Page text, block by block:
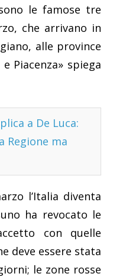
le famose tre
che arrivano in
alle province
Piacenza» spiega
a De Luca:
Regione ma
l’Italia diventa
ha revocato le
con quelle
deve essere stata
le zone rosse